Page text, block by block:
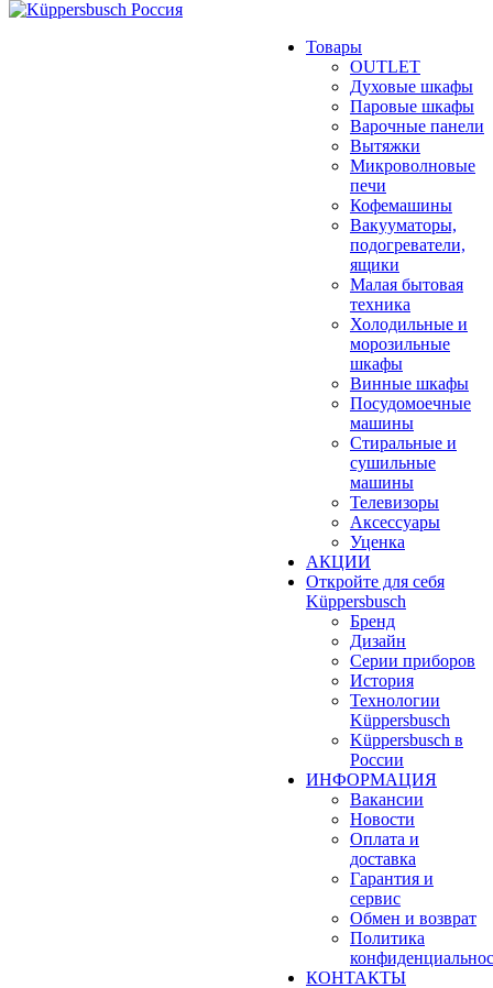
Товары
OUTLET
Духовые шкафы
Паровые шкафы
Варочные панели
Вытяжки
Микроволновые
печи
Кофемашины
Вакууматоры,
подогреватели,
ящики
Малая бытовая
техника
Холодильные и
морозильные
шкафы
Винные шкафы
Посудомоечные
машины
Стиральные и
сушильные
машины
Телевизоры
Аксессуары
Уценка
АКЦИИ
Откройте для себя
Küppersbusch
Бренд
Дизайн
Серии приборов
История
Технологии
Küppersbusch
Küppersbusch в
России
ИНФОРМАЦИЯ
Вакансии
Новости
Оплата и
доставка
Гарантия и
сервис
Обмен и возврат
Политика
КОНТАКТЫ